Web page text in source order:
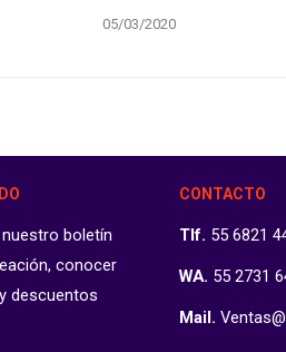
05/03/2020
boletín
conocer
descuentos
CONTACTO
Tlf. 55 6821
WA. 55 2731
Mail.